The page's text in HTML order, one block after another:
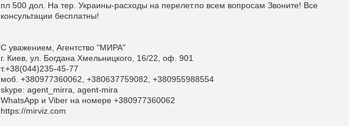
пл 500 дол. На тер. Украины-расходы на перелет.по всем вопросам Звоните! Все
консультации бесплатны!
С уважением, Агентство "МИРА"
г. Киев, ул. Богдана Хмельницкого, 16/22, оф. 901
т.+38(044)235-45-77
моб. +380977360062, +380637759082, +380955988554
skype: agent_mirra, agent-mira
WhatsApp и Viber на номере +380977360062
https://mirviz.com